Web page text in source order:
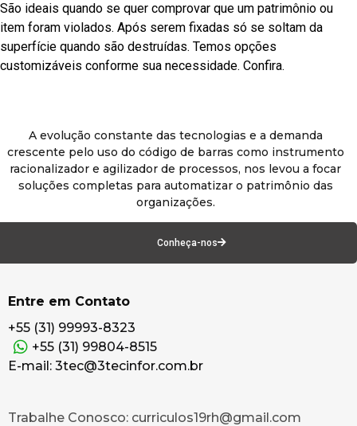
São ideais quando se quer comprovar que um patrimônio ou
item foram violados. Após serem fixadas só se soltam da
superfície quando são destruídas. Temos opções
customizáveis conforme sua necessidade. Confira.
A evolução constante das tecnologias e a demanda
crescente pelo uso do código de barras como instrumento
racionalizador e agilizador de processos, nos levou a focar
soluções completas para automatizar o patrimônio das
organizações.
Conheça-nos
Entre em Contato
+55 (31) 99993-8323
+55 (31) 99804-8515
E-mail: 3tec@3tecinfor.com.br
Trabalhe Conosco: curriculos19rh@gmail.com